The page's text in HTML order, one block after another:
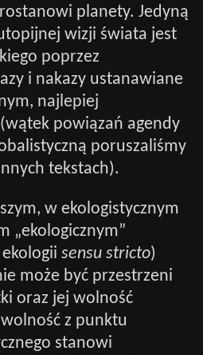
planety. Jedyną
wizji świata jest
poprzez
i nakazy ustanawiane
najlepiej
powiązań agendy
poruszaliśmy
tekstach).
w ekologistycznym
„ekologicznym”
sensu stricto)
może być przestrzeni
oraz jej wolność
z punktu
stanowi